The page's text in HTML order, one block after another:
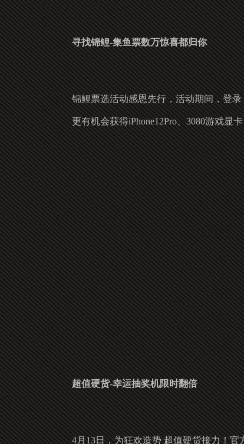
寻找锦鲤-集鱼票数万惊喜都归你
锦鲤票选活动感恩先行，活动期间，登
更有机会获得iPhone12Pro、3080游戏显
超值硬货-幸运抽奖机限时翻倍
4月13日，为狂欢造势 超值硬货接力！